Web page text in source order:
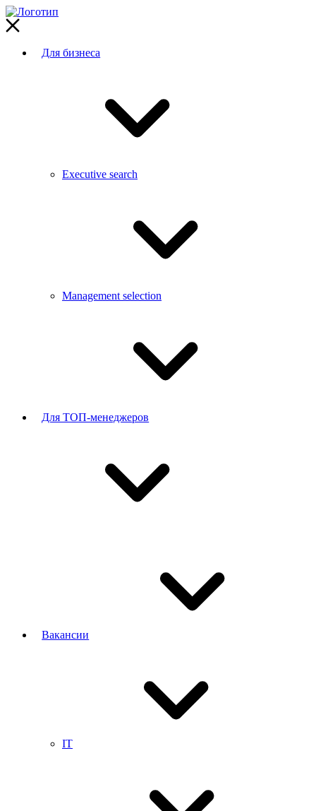
Для бизнеса
Executive search
Management selection
Для ТОП-менеджеров
Вакансии
IT